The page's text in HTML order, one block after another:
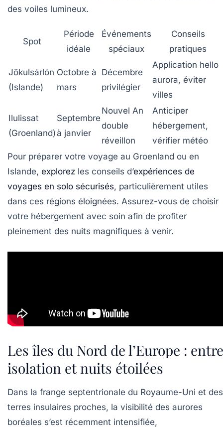
des voiles lumineux.
Spot
Période
idéale
Événements
spéciaux
Conseils
pratiques
Jökulsárlón
(Islande)
Octobre à
mars
Décembre
privilégier
Application hello
aurora, éviter
villes
Ilulissat
(Groenland)
Septembre
à janvier
Nouvel An
double
réveillon
Anticiper
hébergement,
vérifier météo
Pour préparer votre voyage au Groenland ou en
Islande, explorez les conseils d’expériences de
voyages en solo sécurisés, particulièrement utiles
dans ces régions éloignées. Assurez-vous de choisir
votre hébergement avec soin afin de profiter
pleinement des nuits magnifiques à venir.
Les îles du Nord de l’Europe : entre
isolation et nuits étoilées
Dans la frange septentrionale du Royaume-Uni et des
terres insulaires proches, la visibilité des aurores
boréales s’est récemment intensifiée,